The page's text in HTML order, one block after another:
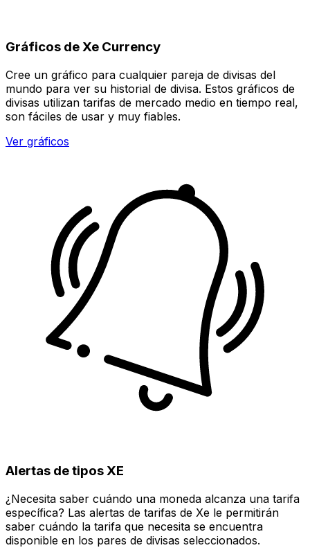
Gráficos de Xe Currency
Cree un gráfico para cualquier pareja de divisas del
mundo para ver su historial de divisa. Estos gráficos de
divisas utilizan tarifas de mercado medio en tiempo real,
son fáciles de usar y muy fiables.
Ver gráficos
Alertas de tipos XE
¿Necesita saber cuándo una moneda alcanza una tarifa
específica? Las alertas de tarifas de Xe le permitirán
saber cuándo la tarifa que necesita se encuentra
disponible en los pares de divisas seleccionados.